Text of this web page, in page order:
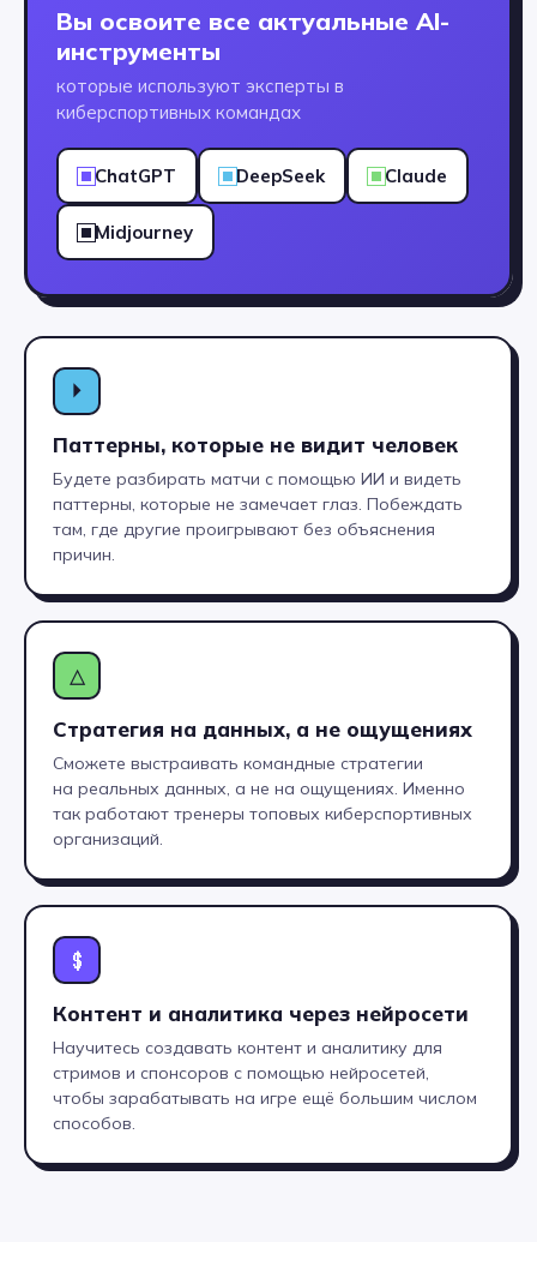
Вы освоите все актуальные AI-
инструменты
которые используют эксперты в
киберспортивных командах
ChatGPT DeepSeek Claude
Midjourney
⏵
Паттерны, которые не видит человек
Будете разбирать матчи с помощью ИИ и видеть
паттерны, которые не замечает глаз. Побеждать
там, где другие проигрывают без объяснения
причин.
△
Стратегия на данных, а не ощущениях
Сможете выстраивать командные стратегии
на реальных данных, а не на ощущениях. Именно
так работают тренеры топовых киберспортивных
организаций.
$
Контент и аналитика через нейросети
Научитесь создавать контент и аналитику для
стримов и спонсоров с помощью нейросетей,
чтобы зарабатывать на игре ещё большим числом
способов.
После отправки заявки откроется чат-
консультант. В нём вы сможете получить
консультацию прямо сейчас,
не дожидаясь звонка менеджера
Нажимая на кнопку Получить консультацию
я даюСогласиена обработкуперсональных
данных
С дипломом
вы cможете
Поступить в ВУЗ
Без ЕГЭ по внутренним
обучения с перезачетом части
дисциплин
Хекслет Колледж
с 20+ вузами страны, предлагая
условиях
80% выпускников Хекслет
в течение 1 года после выпуска
Хекслет Колледж
работодателями, для успешного
трудоустройства:
мы гарантируем вам
стажировки в реальных IT-
компаниях и активную помощь
в старте карьеры